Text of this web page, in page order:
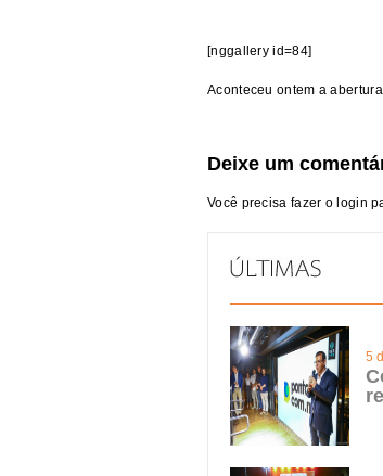
[nggallery id=84]
Aconteceu ontem a
Deixe um
Você precisa fazer o login
5